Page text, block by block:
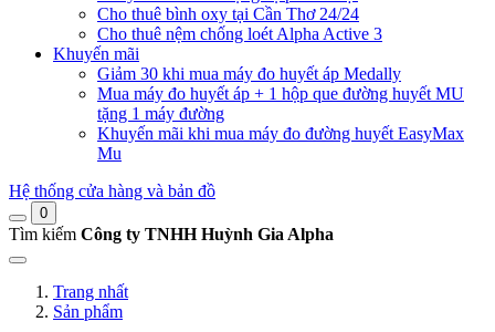
Cho thuê bình oxy tại Cần Thơ 24/24
Cho thuê nệm chống loét Alpha Active 3
Khuyến mãi
Giảm 30 khi mua máy đo huyết áp Medally
Mua máy đo huyết áp + 1 hộp que đường huyết MU
tặng 1 máy đường
Khuyến mãi khi mua máy đo đường huyết EasyMax
Mu
Hệ thống cửa hàng và bản đồ
0
Tìm kiếm Công ty TNHH Huỳnh Gia Alpha
Trang nhất
Sản phẩm